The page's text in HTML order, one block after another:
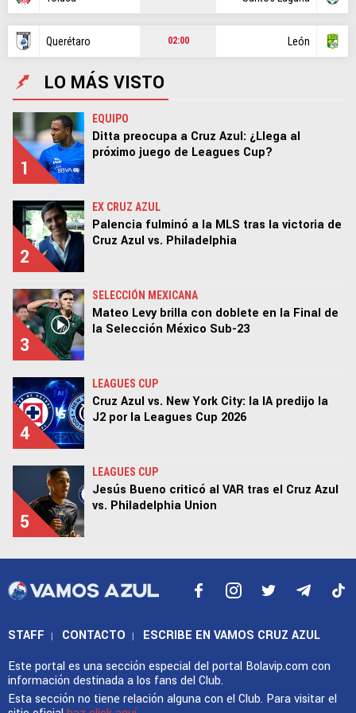
Querétaro 02:00 León
LO MÁS VISTO
1
EQUIPO
Ditta preocupa a Cruz Azul: ¿Llega al
próximo juego de Leagues Cup?
2
EX CRUZ AZUL
Palencia fulminó a la MLS tras la victoria de
Cruz Azul vs. Philadelphia
3
SELECCIÓN MEXICANA
Mateo Levy brilla con doblete en la Final de
la Selección México Sub-23
4
LEAGUES CUP
Cruz Azul vs. New York City: la IA predijo la
J2 por la Leagues Cup 2026
5
LEAGUES CUP
Jesús Bueno criticó al VAR tras el Cruz Azul
vs. Philadelphia Union
STAFF | CONTACTO |
ESCRIBE EN VAMOS CRUZ AZUL
Este portal es una sección especial del portal Bolavip.com con
información destinada a los fans del Club.
Esta sección no tiene relación alguna con el Club. Para visitar el